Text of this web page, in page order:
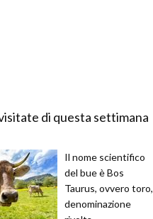
di questa settimana
Il nome scientifico
del bue è Bos
Taurus, ovvero toro,
denominazione